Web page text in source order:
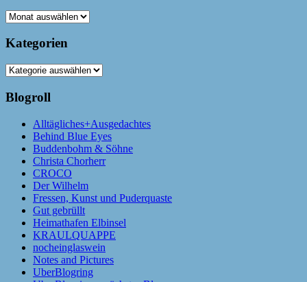
Archiv
Kategorien
Kategorien
Blogroll
Alltägliches+Ausgedachtes
Behind Blue Eyes
Buddenbohm & Söhne
Christa Chorherr
CROCO
Der Wilhelm
Fressen, Kunst und Puderquaste
Gut gebrüllt
Heimathafen Elbinsel
KRAULQUAPPE
nocheinglaswein
Notes and Pictures
UberBlogring